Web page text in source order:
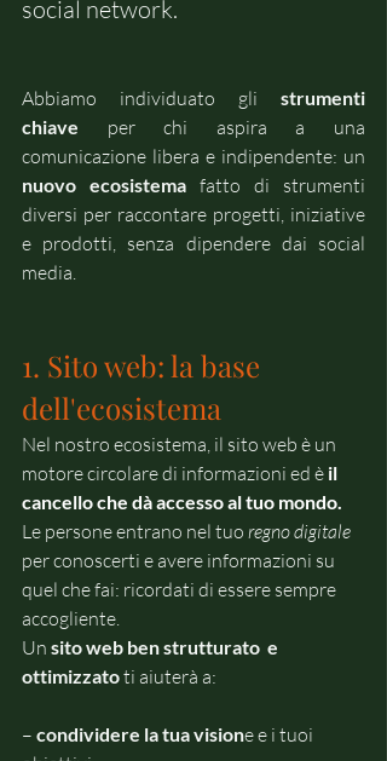
social network.
Abbiamo individuato gli strumenti
chiave per chi aspira a una
nuovo ecosistema fatto di strumenti
diversi per raccontare progetti, iniziative
e prodotti, senza dipendere dai social
media.
1. Sito web: la base
dell'ecosistema
Nel nostro ecosistema, il sito web è un
motore circolare di informazioni ed è il
cancello che dà accesso al tuo mondo.
Le persone entrano nel tuo regno digitale
per conoscerti e avere informazioni su
quel che fai: ricordati di essere sempre
accogliente.
Un sito web ben strutturato  e
ottimizzato ti aiuterà a:
– condividere la tua visione e i tuoi